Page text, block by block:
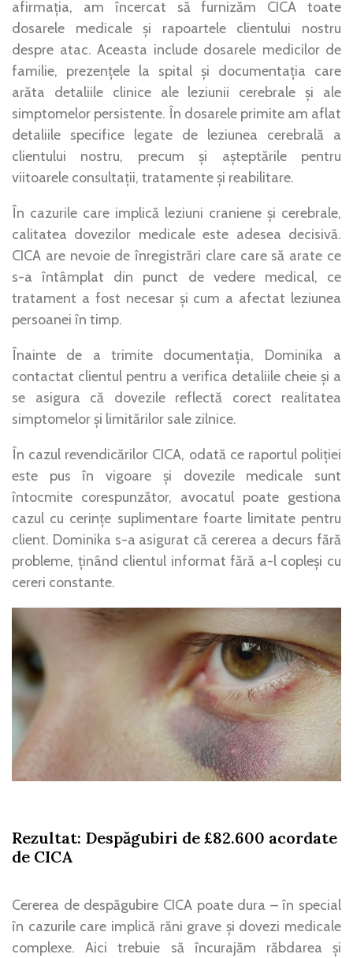
afirmația, am încercat să furnizăm CICA toate
dosarele medicale și rapoartele clientului nostru
despre atac. Aceasta include dosarele medicilor de
familie, prezențele la spital și documentația care
arăta detaliile clinice ale leziunii cerebrale și ale
simptomelor persistente. În dosarele primite am aflat
detaliile specifice legate de leziunea cerebrală a
clientului nostru, precum și așteptările pentru
viitoarele consultații, tratamente și reabilitare.
În cazurile care implică leziuni craniene și cerebrale,
calitatea dovezilor medicale este adesea decisivă.
CICA are nevoie de înregistrări clare care să arate ce
s-a întâmplat din punct de vedere medical, ce
tratament a fost necesar și cum a afectat leziunea
persoanei în timp.
Înainte de a trimite documentația, Dominika a
contactat clientul pentru a verifica detaliile cheie și a
se asigura că dovezile reflectă corect realitatea
simptomelor și limitărilor sale zilnice.
În cazul revendicărilor CICA, odată ce raportul poliției
este pus în vigoare și dovezile medicale sunt
întocmite corespunzător, avocatul poate gestiona
cazul cu cerințe suplimentare foarte limitate pentru
client. Dominika s-a asigurat că cererea a decurs fără
probleme, ținând clientul informat fără a-l copleși cu
cereri constante.
Rezultat: Despăgubiri de £82.600 acordate
de CICA
Cererea de despăgubire CICA poate dura – în special
în cazurile care implică răni grave și dovezi medicale
complexe. Aici trebuie să încurajăm răbdarea și